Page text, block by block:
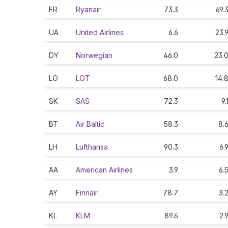
FR Ryanair 73.3 69.3
UA United Airlines 6.6 23.9
DY Norwegian 46.0 23.0
LO LOT 68.0 14.8
SK SAS 72.3 9.1
BT Air Baltic 58.3 8.6
LH Lufthansa 90.3 6.9
AA American Airlines 3.9 6.5
AY Finnair 78.7 3.2
KL KLM 89.6 2.9